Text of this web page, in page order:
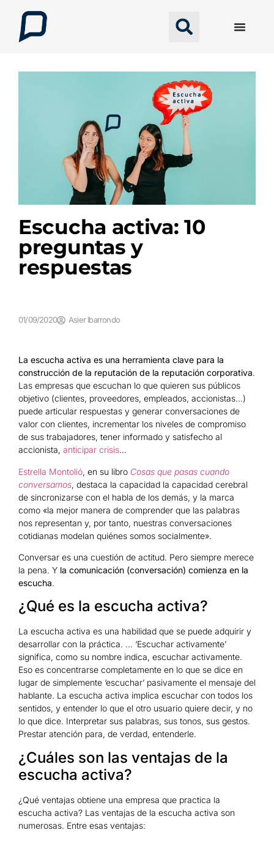
Escucha activa: 10
preguntas y
respuestas
01/09/2020 Asier Ibarrondo
La escucha activa es una herramienta clave para la
construcción de la reputación de la reputación corporativa.
Las empresas que escuchan lo que quieren sus públicos
objetivo (clientes, proveedores, empleados, accionistas…)
puede articular respuestas y generar conversaciones de
valor con clientes, incrementar los niveles de compromiso
de sus trabajadores, tener informado y satisfecho al
accionista, anticipar crisis…
Estrella Montolió, en su libro Cosas que pasas cuando
conversamos, destaca la capacidad la capacidad cerebral
de sincronizarse con el habla de los demás, y la marca
como «la mejor manera de comprender que las palabras
nos representan y, por tanto, nuestras conversaciones
cotidianas modelan quiénes somos socialmente».
Conversar es una cuestión de actitud. Pero siempre merece
la pena. Y la comunicación (conversación) comienza en la
escucha.
¿Qué es la escucha activa?
La escucha activa es una habilidad que se puede adquirir y
desarrollar con la práctica. … ‘Escuchar activamente’
significa, como su nombre indica, escuchar activamente.
Eso es concentrarse completamente en lo que se dice en
lugar de simplemente ‘escuchar’ pasivamente el mensaje del
hablante. La escucha activa implica escuchar con todos los
sentidos, y entender lo que el otro usuario quiere decir, y no
lo que dice. Interpretar sus palabras, sus tonos, sus gestos.
Prestar atención para, de verdad, entenderle.
¿Cuáles son las ventajas de la
escucha activa?
¿Qué ventajas obtiene una empresa que practica la
escucha activa? Las ventajas de la escucha activa son
numerosas. Entre esas ventajas: